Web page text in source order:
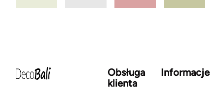
Obsługa
klienta
Informacje